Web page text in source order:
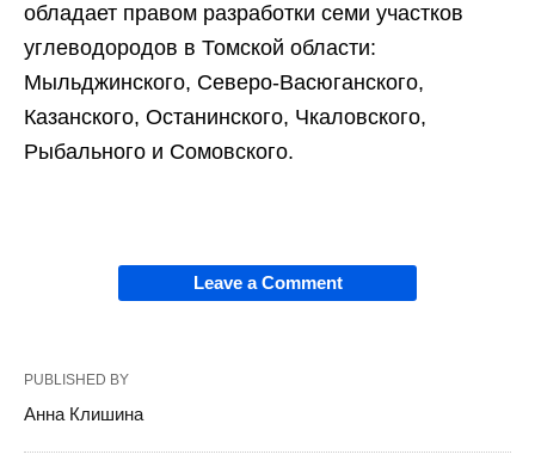
обладает правом разработки семи участков
углеводородов в Томской области:
Мыльджинского, Северо-Васюганского,
Казанского, Останинского, Чкаловского,
Рыбального и Сомовского.
Leave a Comment
PUBLISHED BY
Анна Клишина